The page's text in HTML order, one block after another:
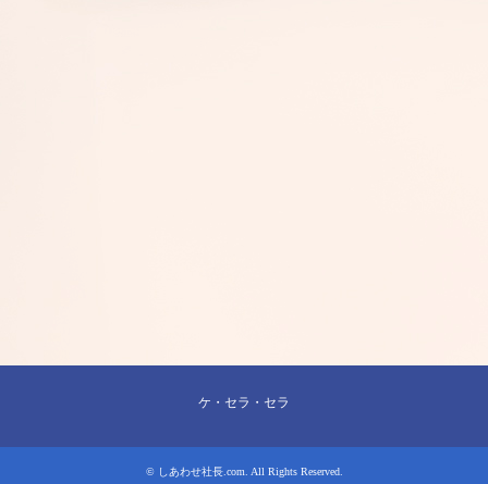
ケ・セラ・セラ
© しあわせ社長.com . All Rights Reserved.